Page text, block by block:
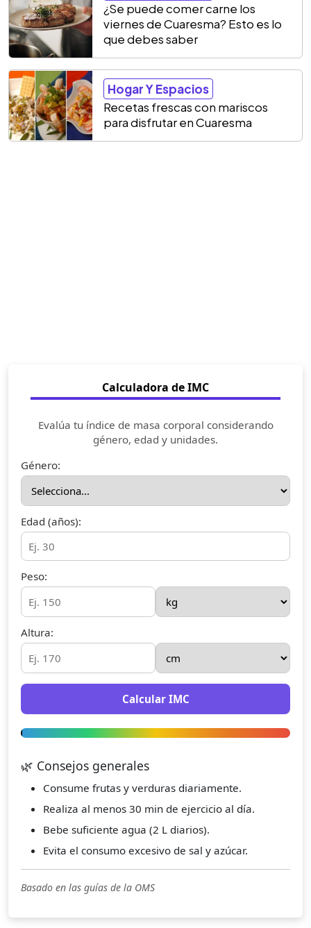
¿Se puede comer carne los
viernes de Cuaresma? Esto es lo
que debes saber
Hogar Y Espacios
Recetas frescas con mariscos
para disfrutar en Cuaresma
Calculadora de IMC
Evalúa tu índice de masa corporal considerando
género, edad y unidades.
Género:
Edad (años):
Peso:
Altura:
Calcular IMC
🌿 Consejos generales
Consume frutas y verduras diariamente.
Realiza al menos 30 min de ejercicio al día.
Bebe suficiente agua (2 L diarios).
Evita el consumo excesivo de sal y azúcar.
Basado en las guías de la OMS